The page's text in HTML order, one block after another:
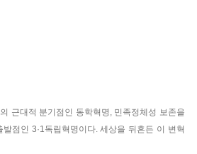
근대적 분기점인 동학혁명, 민족정체성 보존을
점인 3·1독립혁명이다. 세상을 뒤흔든 이 변혁